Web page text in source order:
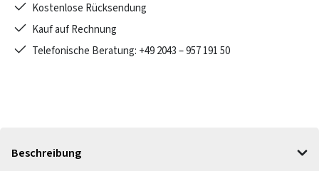
Kostenlose Rücksendung
Kauf auf Rechnung
Telefonische Beratung: +49 2043 – 957 191 50
Beschreibung